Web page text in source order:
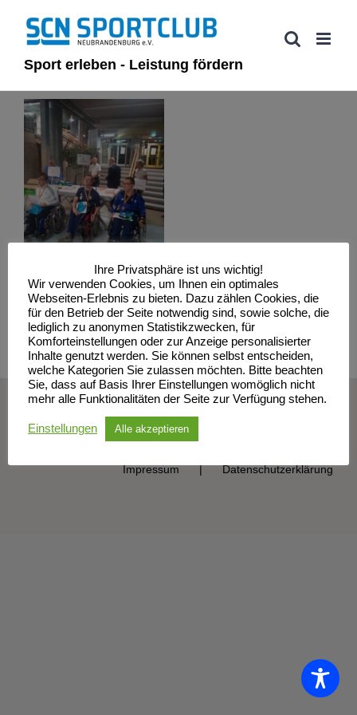
Inhalt
springenSport erleben - Leistung fördern
© Sportclub Neubrandenburg e.V. | All Rights Reserved
Impressum Datenschutzerklärung
Ihre Privatsphäre ist uns wichtig!
Wir verwenden Cookies, um Ihnen ein optimales
Webseiten-Erlebnis zu bieten. Dazu zählen Cookies, die
für den Betrieb der Seite notwendig sind, sowie solche, die
lediglich zu anonymen Statistikzwecken, für
Komforteinstellungen oder zur Anzeige personalisierter
Inhalte genutzt werden. Sie können selbst entscheiden,
welche Kategorien Sie zulassen möchten. Bitte beachten
Sie, dass auf Basis Ihrer Einstellungen womöglich nicht
mehr alle Funktionalitäten der Seite zur Verfügung stehen.
Einstellungen Alle akzeptieren